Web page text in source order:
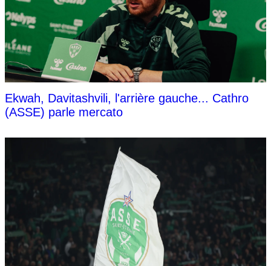
Ekwah, Davitashvili, l'arrière gauche... Cathro
(ASSE) parle mercato